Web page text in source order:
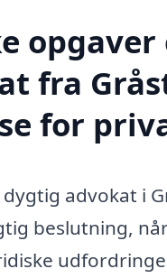
opgaver
fra
for
advokat i
beslutning,